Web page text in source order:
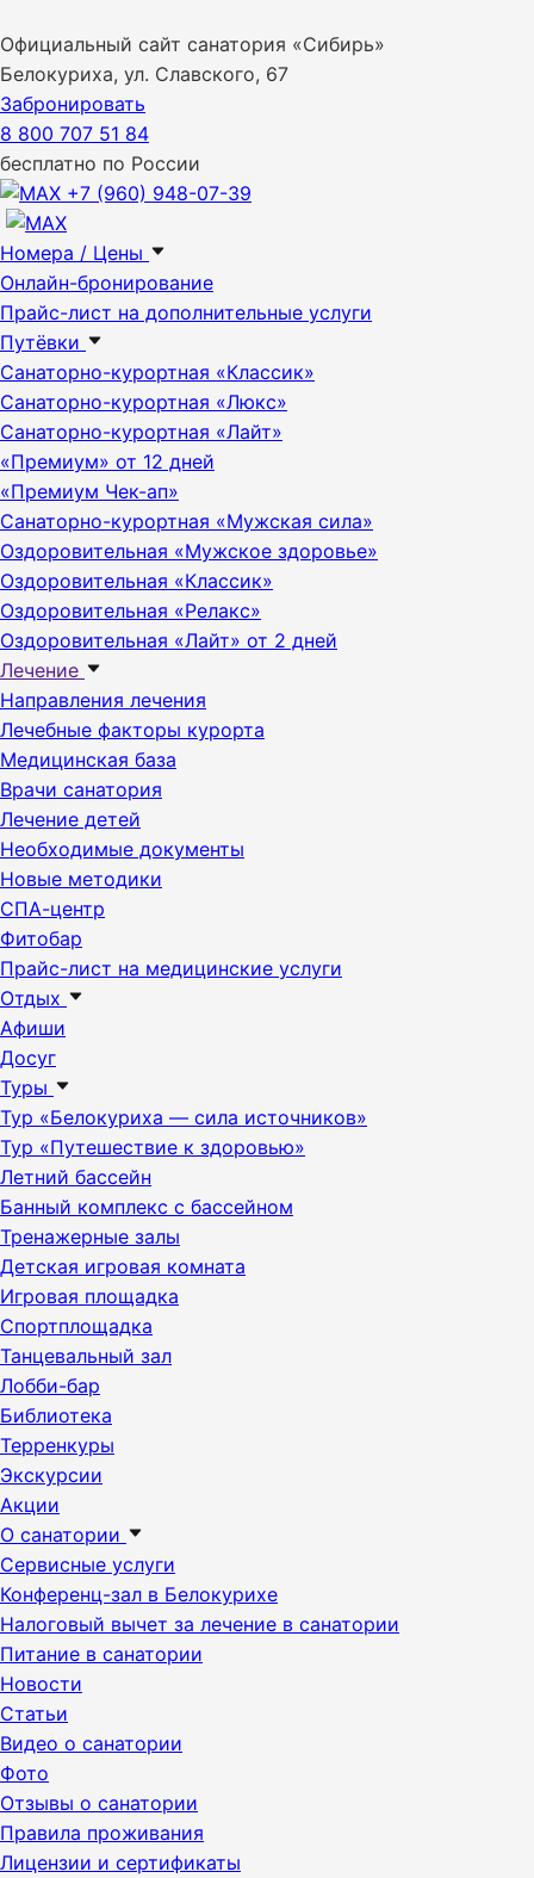
Официальный сайт санатория «Сибирь»
Белокуриха, ул. Славского, 67
Забронировать
8 800 707 51 84
бесплатно по России
+7 (960) 948-07-39
Номера / Цены
Онлайн-бронирование
Прайс-лист на дополнительные услуги
Путёвки
Санаторно-курортная «Классик»
Санаторно-курортная «Люкс»
Санаторно-курортная «Лайт»
«Премиум» от 12 дней
«Премиум Чек-ап»
Санаторно-курортная «Мужская сила»
Оздоровительная «Мужское здоровье»
Оздоровительная «Классик»
Оздоровительная «Релакс»
Оздоровительная «Лайт» от 2 дней
Лечение
Направления лечения
Лечебные факторы курорта
Медицинская база
Врачи санатория
Лечение детей
Необходимые документы
Новые методики
СПА-центр
Фитобар
Прайс-лист на медицинские услуги
Отдых
Афиши
Досуг
Туры
Тур «Белокуриха — сила источников»
Тур «Путешествие к здоровью»
Летний бассейн
Банный комплекс с бассейном
Тренажерные залы
Детская игровая комната
Игровая площадка
Спортплощадка
Танцевальный зал
Лобби-бар
Библиотека
Терренкуры
Экскурсии
Акции
О санатории
Сервисные услуги
Конференц-зал в Белокурихе
Налоговый вычет за лечение в санатории
Питание в санатории
Новости
Статьи
Видео о санатории
Фото
Отзывы о санатории
Правила проживания
Лицензии и сертификаты